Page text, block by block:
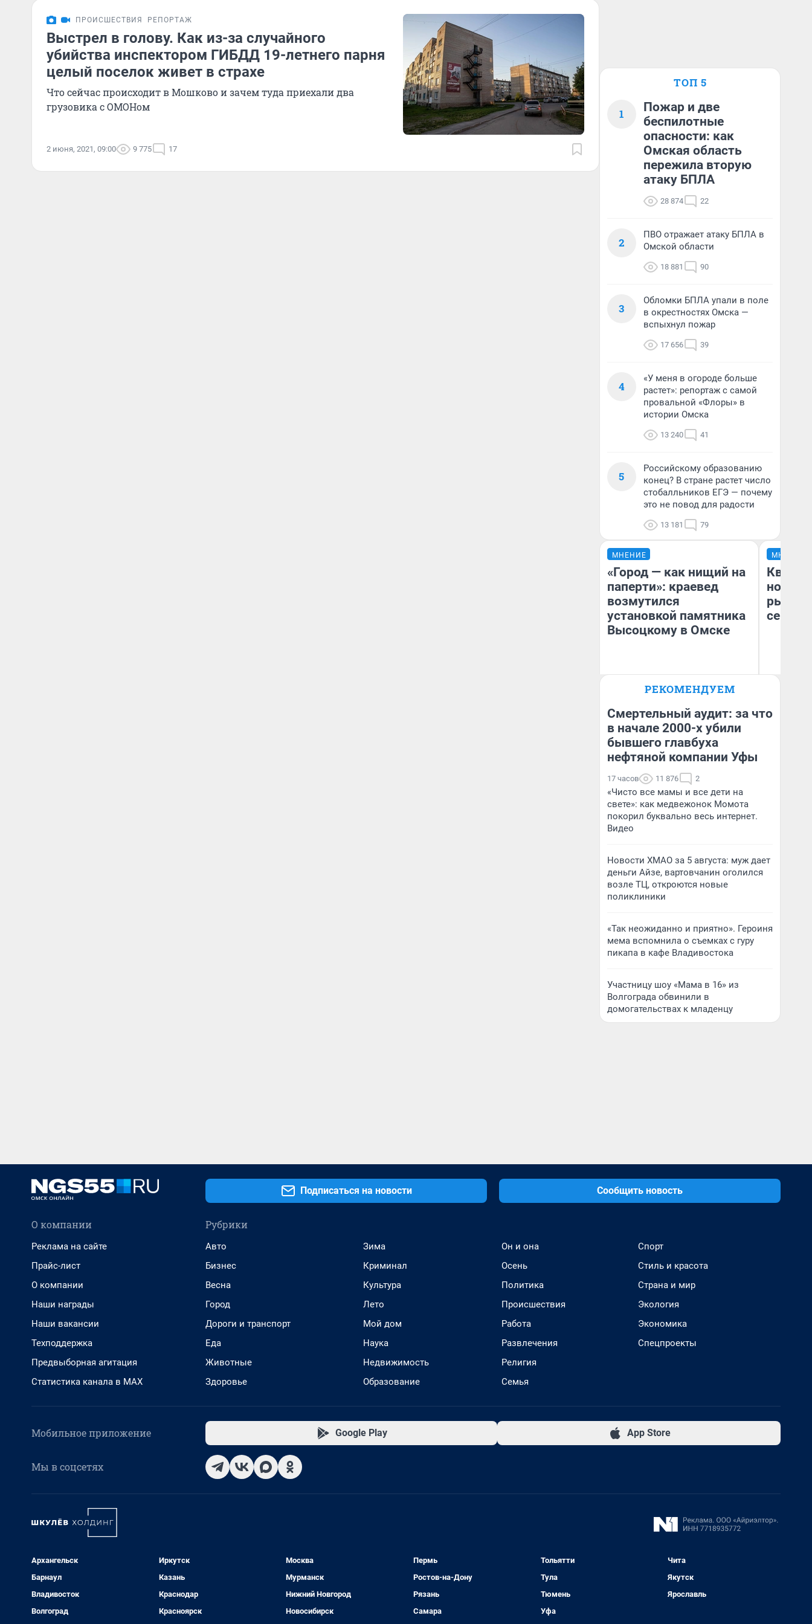
ПРОИСШЕСТВИЯ РЕПОРТАЖ
Выстрел в голову. Как из-за случайного
убийства инспектором ГИБДД 19-летнего парня
целый поселок живет в страхе
Что сейчас происходит в Мошково и зачем туда приехали два
грузовика с ОМОНом
2 июня, 2021, 09:00 9 775 17
ТОП 5
1
Пожар и две
беспилотные
опасности: как
Омская область
пережила вторую
атаку БПЛА
28 874 22
2
ПВО отражает атаку БПЛА в
Омской области
18 881 90
3
Обломки БПЛА упали в поле
в окрестностях Омска —
вспыхнул пожар
17 656 39
4
«У меня в огороде больше
растет»: репортаж с самой
провальной «Флоры» в
истории Омска
13 240 41
5
Российскому образованию
конец? В стране растет число
стобалльников ЕГЭ — почему
это не повод для радости
13 181 79
МНЕНИЕ
«Город — как нищий на
паперти»: краевед
возмутился
установкой памятника
Высоцкому в Омске
Игорь Коновалов
МНЕНИЕ
но
рынок
РЕКОМЕНДУЕМ
Смертельный аудит: за что
в начале 2000-х убили
бывшего главбуха
нефтяной компании Уфы
17 часов 11 876 2
«Чисто все мамы и все дети на
свете»: как медвежонок Момота
покорил буквально весь интернет.
Видео
Новости ХМАО за 5 августа: муж дает
деньги Айзе, вартовчанин оголился
возле ТЦ, откроются новые
поликлиники
«Так неожиданно и приятно». Героиня
мема вспомнила о съемках с гуру
пикапа в кафе Владивостока
Участницу шоу «Мама в 16» из
Волгограда обвинили в
домогательствах к младенцу
Подписаться на новости Сообщить новость
О компании
Реклама на сайте
Прайс-лист
О компании
Наши награды
Наши вакансии
Техподдержка
Предвыборная агитация
Статистика канала в MAX
Рубрики
Авто
Бизнес
Весна
Город
Дороги и транспорт
Еда
Животные
Здоровье
Зима
Криминал
Культура
Лето
Мой дом
Наука
Недвижимость
Образование
Он и она
Осень
Политика
Происшествия
Работа
Развлечения
Религия
Семья
Спорт
Стиль и красота
Страна и мир
Экология
Экономика
Спецпроекты
Мобильное приложение Google Play App Store
Мы в соцсетях
Архангельск
Барнаул
Владивосток
Волгоград
Иркутск
Казань
Краснодар
Красноярск
Москва
Мурманск
Нижний Новгород
Новосибирск
Пермь
Ростов-на-Дону
Рязань
Самара
Тольятти
Тула
Тюмень
Уфа
Чита
Якутск
Ярославль